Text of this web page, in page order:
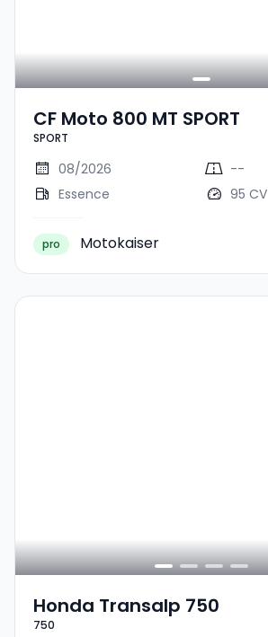
CF Moto 800 MT SPORT
SPORT
08/2026
--
Essence
95 CV
pro Motokaiser
Honda Transalp 750
750